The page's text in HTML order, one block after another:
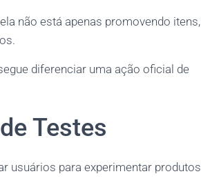
não está apenas promovendo itens,
diferenciar uma ação oficial de
Testes
usuários para experimentar produtos